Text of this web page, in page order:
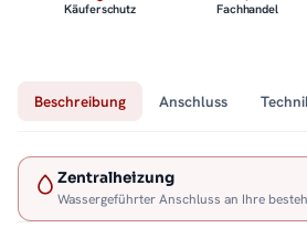
Käuferschutz Fachhandel
Beschreibung Anschluss
Zentralheizung
Wassergeführter Anschluss an Ihre